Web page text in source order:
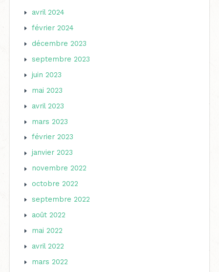
avril 2024
février 2024
décembre 2023
septembre 2023
juin 2023
mai 2023
avril 2023
mars 2023
février 2023
janvier 2023
novembre 2022
octobre 2022
septembre 2022
août 2022
mai 2022
avril 2022
mars 2022